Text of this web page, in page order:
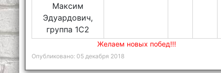
Максим
Эдуардович,
группа 1С2
Желаем новых побед!!!
Опубликовано: 05 декабря 2018